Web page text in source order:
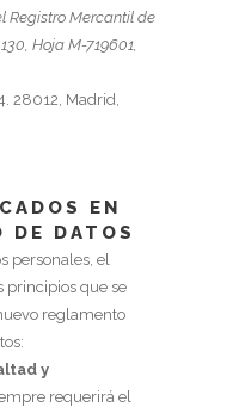
Registro Mercantil de
Hoja M-719601,
28012, Madrid,
EN
DE DATOS
personales, el
principios que se
reglamento
y
requerirá el